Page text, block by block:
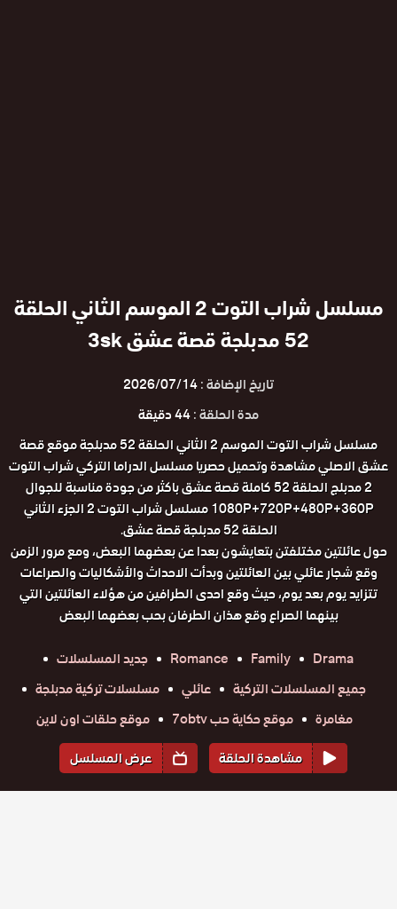
مسلسل شراب التوت 2 الموسم الثاني الحلقة
52 مدبلجة قصة عشق 3sk
تاريخ الإضافة :2026/07/14
مدة الحلقة :44 دقيقة
مسلسل شراب التوت الموسم 2 الثاني الحلقة 52 مدبلجة موقع قصة
عشق الاصلي مشاهدة وتحميل حصريا مسلسل الدراما التركي شراب التوت
2 مدبلج الحلقة 52 كاملة قصة عشق باكثر من جودة مناسبة للجوال
1080P+720P+480P+360P مسلسل شراب التوت 2 الجزء الثاني
الحلقة 52 مدبلجة قصة عشق.
حول عائلتين مختلفتن بتعايشون بعدا عن بعضهما البعض، ومع مرور الزمن
وقع شجار عائلي بين العائلتين وبدأت الاحداث والأشكاليات والصراعات
تتزايد يوم بعد يوم، حيث وقع احدى الطرافين من هؤلاء العائلتين التي
بينهما الصراع وقع هذان الطرفان بحب بعضهما البعض
Drama
Family
Romance
جديد المسلسلات
جميع المسلسلات التركية
عائلي
مسلسلات تركية مدبلجة
مغامرة
موقع حكاية حب 7obtv
موقع حلقات اون لاين
مشاهدة الحلقة
عرض المسلسل